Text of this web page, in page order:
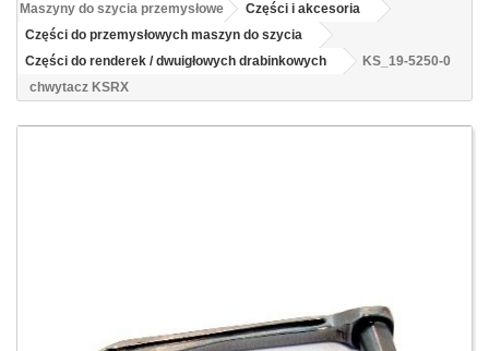
Maszyny do szycia przemysłowe
Części i akcesoria
Części do przemysłowych maszyn do szycia
Części do renderek / dwuigłowych drabinkowych
KS_19-5250-0
chwytacz KSRX